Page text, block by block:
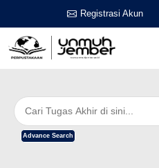
Registrasi Akun
Advance Search